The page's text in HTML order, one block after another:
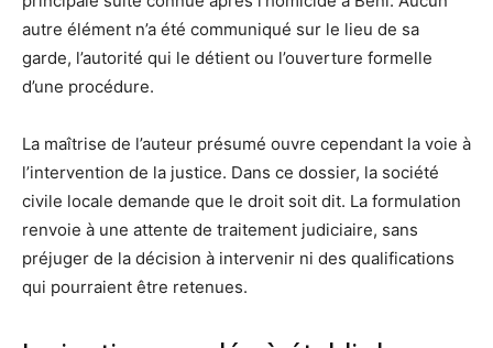
autre élément n’a été communiqué sur le lieu de sa
garde, l’autorité qui le détient ou l’ouverture formelle
d’une procédure.
La maîtrise de l’auteur présumé ouvre cependant la voie à
l’intervention de la justice. Dans ce dossier, la société
civile locale demande que le droit soit dit. La formulation
renvoie à une attente de traitement judiciaire, sans
préjuger de la décision à intervenir ni des qualifications
qui pourraient être retenues.